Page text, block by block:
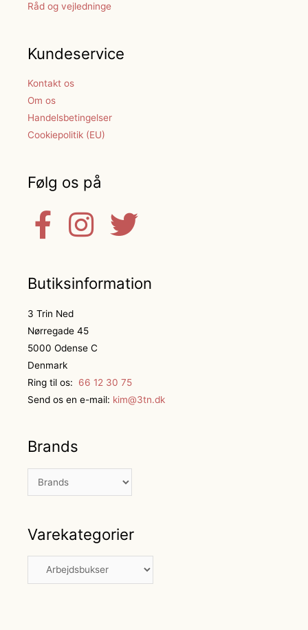
Råd og vejledninge
Kundeservice
Kontakt os
Om os
Handelsbetingelser
Cookiepolitik (EU)
Følg os på
Butiksinformation
3 Trin Ned
Nørregade 45
5000 Odense C
Denmark
Ring til os:
66 12 30 75
Send os en e-mail: kim@3tn.dk
Brands
Varekategorier